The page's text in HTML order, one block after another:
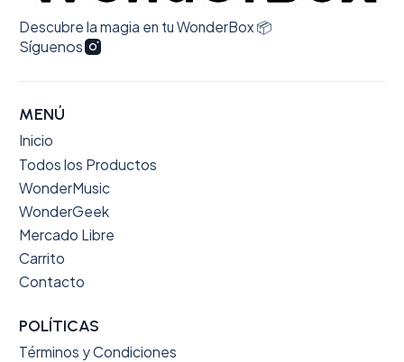
Descubre la magia en tu WonderBox 📦
Síguenos
MENÚ
Inicio
Todos los Productos
WonderMusic
WonderGeek
Mercado Libre
Carrito
Contacto
POLÍTICAS
Términos y Condiciones